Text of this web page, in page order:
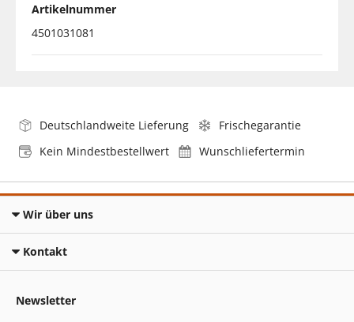
Artikelnummer
4501031081
Deutschlandweite Lieferung
Frischegarantie
Kein Mindestbestellwert
Wunschliefertermin
Wir über uns
Kontakt
Newsletter